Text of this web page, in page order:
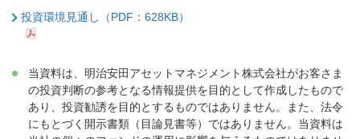
投資環境見通し（PDF：628KB）
当資料は、明治安田アセットマネジメント株式会社がお客さま
の投資判断の参考となる情報提供を目的として作成したもので
あり、投資勧誘を目的とするものではありません。また、法令
にもとづく開示書類（目論見書等）ではありません。当資料は